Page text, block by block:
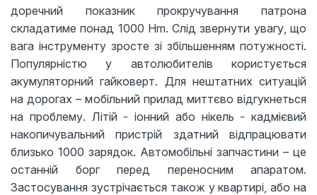
доречний показник прокручування патрона
складатиме понад 1000 Hm. Слід звернути увагу, що
вага інструменту зросте зі збільшенням потужності.
Популярністю у автолюбителів користується
акумуляторний гайковерт. Для нештатних ситуацій
на дорогах – мобільний прилад миттєво відгукнеться
на проблему. Літій - іонний або нікель - кадмієвий
накопичувальний пристрій здатний відпрацювати
близько 1000 зарядок. Автомобільні запчастини – це
останній борг перед переносним апаратом.
Застосування зустрічається також у квартирі, або на